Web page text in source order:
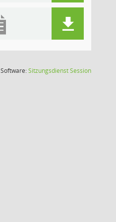
Software:SitzungsdienstSession(Wird in